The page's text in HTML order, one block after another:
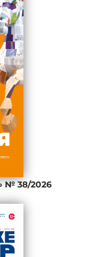
№ 38/2026